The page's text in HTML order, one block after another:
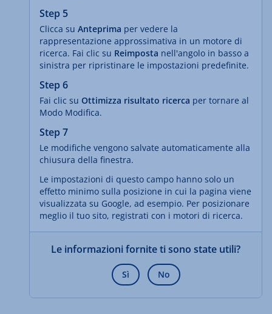
Step 5
Clicca su Anteprima per vedere la
rappresentazione approssimativa in un motore di
ricerca. Fai clic su Reimposta nell'angolo in basso a
sinistra per ripristinare le impostazioni predefinite.
Step 6
Fai clic su Ottimizza risultato ricerca per tornare al
Modo Modifica.
Step 7
Le modifiche vengono salvate automaticamente alla
chiusura della finestra.
Le impostazioni di questo campo hanno solo un
effetto minimo sulla posizione in cui la pagina viene
visualizzata su Google, ad esempio. Per posizionare
meglio il tuo sito, registrati con i motori di ricerca.
Le informazioni fornite ti sono state utili?
Sì No